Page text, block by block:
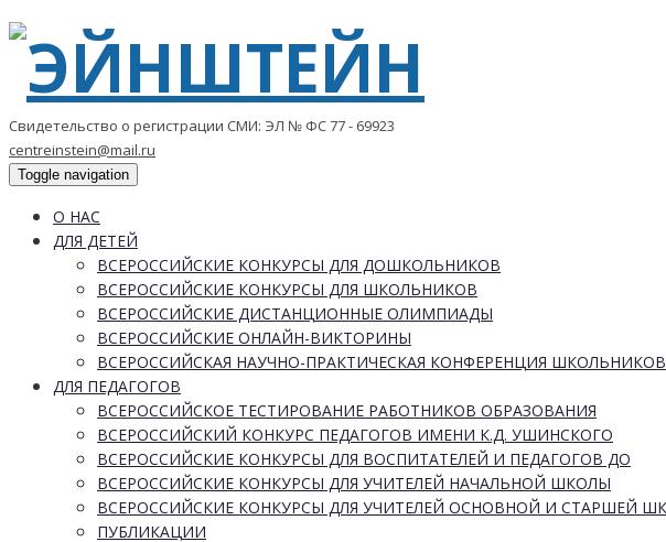
Свидетельство о регистрации СМИ: ЭЛ № ФС 77 - 69923
centreinstein@mail.ru
Toggle navigation
О НАС
ДЛЯ ДЕТЕЙ
ВСЕРОССИЙСКИЕ КОНКУРСЫ ДЛЯ ДОШКОЛЬНИКОВ
ВСЕРОССИЙСКИЕ КОНКУРСЫ ДЛЯ ШКОЛЬНИКОВ
ВСЕРОССИЙСКИЕ ДИСТАНЦИОННЫЕ ОЛИМПИАДЫ
ВСЕРОССИЙСКИЕ ОНЛАЙН-ВИКТОРИНЫ
ВСЕРОССИЙСКАЯ НАУЧНО-ПРАКТИЧЕСКАЯ КОНФЕРЕНЦИЯ
ДЛЯ ПЕДАГОГОВ
ВСЕРОССИЙСКОЕ ТЕСТИРОВАНИЕ РАБОТНИКОВ ОБРАЗОВАНИЯ
ВСЕРОССИЙСКИЙ КОНКУРС ПЕДАГОГОВ ИМЕНИ К.Д. УШИНСКОГО
ВСЕРОССИЙСКИЕ КОНКУРСЫ ДЛЯ ВОСПИТАТЕЛЕЙ И ПЕДАГОГОВ ДО
ВСЕРОССИЙСКИЕ КОНКУРСЫ ДЛЯ УЧИТЕЛЕЙ НАЧАЛЬНОЙ ШКОЛЫ
ВСЕРОССИЙСКИЕ КОНКУРСЫ ДЛЯ УЧИТЕЛЕЙ ОСНОВНОЙ И СТАРШЕЙ
ПУБЛИКАЦИИ